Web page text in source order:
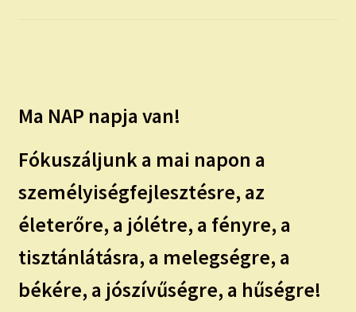
IRATKOZZ FEL A VIDEÓ CSATORNÁNKRA!
TAROT ELEMZÉS MEGRENDELÉSE LIMITÁLT!
AJÁNDÉKOKKAL!
Ma NAP napja van!
Fókuszáljunk a mai napon a
személyiségfejlesztésre, az
életerőre, a jólétre, a fényre, a
tisztánlátásra, a melegségre, a
békére, a jószívűségre, a hűségre!